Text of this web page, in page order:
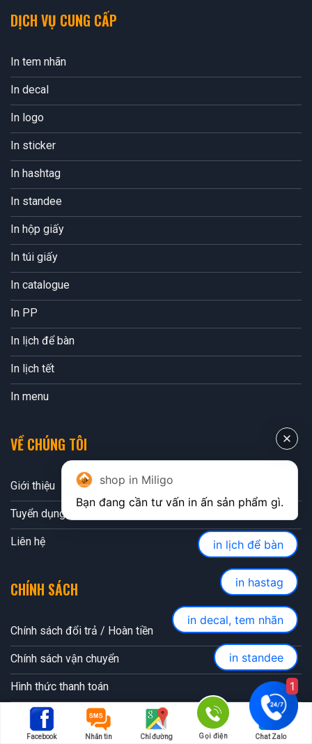
DỊCH VỤ CUNG CẤP
In tem nhãn
In decal
In logo
In sticker
In hashtag
In standee
In hộp giấy
In túi giấy
In catalogue
In PP
In lịch để bàn
In lịch tết
In menu
VỀ CHÚNG TÔI
Giới thiệu
Tuyển dụng
Liên hệ
CHÍNH SÁCH
Chính sách đổi trả / Hoàn tiền
Chính sách vận chuyển
Hình thức thanh toán
Chính sách bảo mật
Facebook Nhắn tin Chỉ đường Gọi điện Chat Zalo
shop in Miligo
in lịch để bàn
in hastag
in decal, tem nhãn
in standee
1